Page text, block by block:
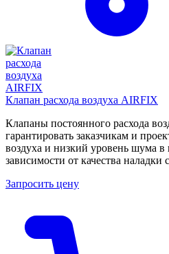
Клапан расхода воздуха AIRFIX
Клапаны постоянного расхода
гарантировать заказчикам и
воздуха и низкий уровень шума
зависимости от качества наладки
Запросить цену